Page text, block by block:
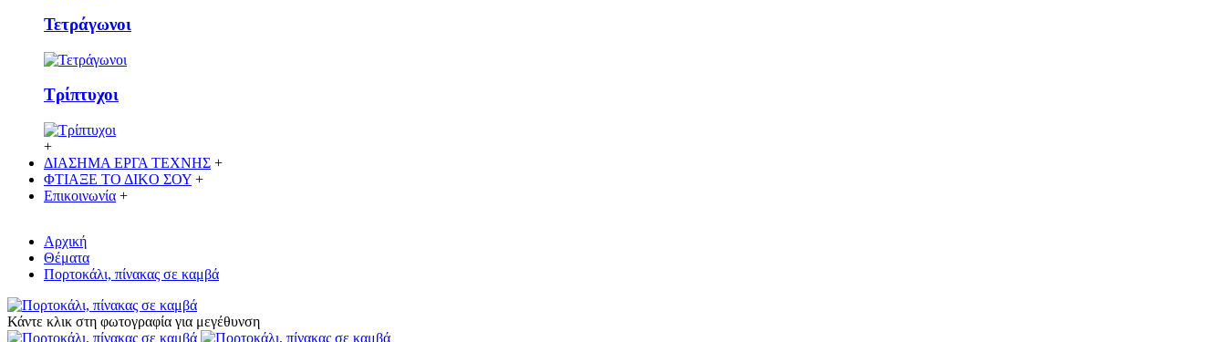
Τετράγωνοι
Τρίπτυχοι
+
ΔΙΑΣΗΜΑ ΕΡΓΑ ΤΕΧΝΗΣ +
ΦΤΙΑΞΕ ΤΟ ΔΙΚO ΣΟΥ +
Επικοινωνία +
Αρχική
Θέματα
Πορτοκάλι, πίνακας σε καμβά
Κάντε κλικ στη φωτογραφία για μεγέθυνση